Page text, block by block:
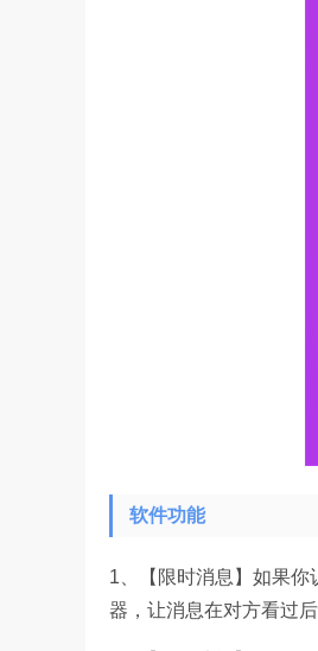
软件功能
1、【限时消息】如果
器，让消息在对方看过